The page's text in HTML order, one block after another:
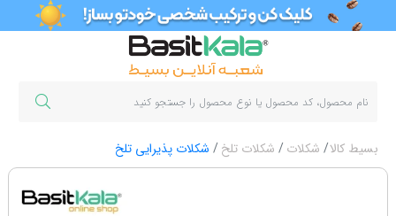
بسیط کالا شکلات شکلات تلخ شکلات پذیرایی تلخ